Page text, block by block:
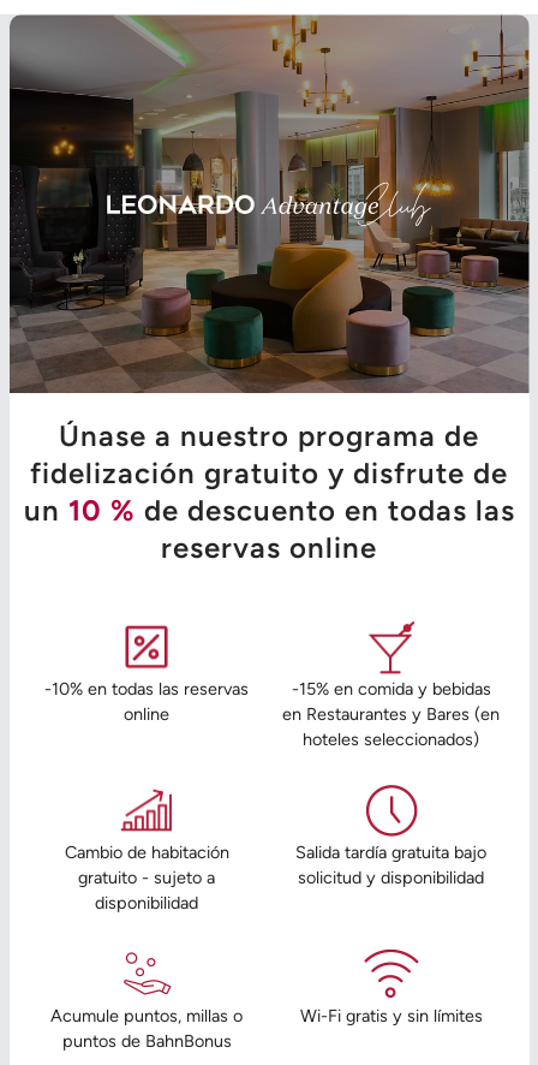
Únase a nuestro programa de
fidelización gratuito y disfrute de
un 10 % de descuento en todas las
reservas online
-10% en todas las reservas
online
-15% en comida y bebidas
en Restaurantes y Bares (en
hoteles seleccionados)
Cambio de habitación
gratuito - sujeto a
disponibilidad
Salida tardía gratuita bajo
solicitud y disponibilidad
Acumule puntos, millas o
puntos de BahnBonus
Wi-Fi gratis y sin límites